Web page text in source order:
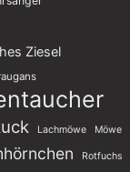
Ziesel
Lachmöwe Möwe
Rotfuchs